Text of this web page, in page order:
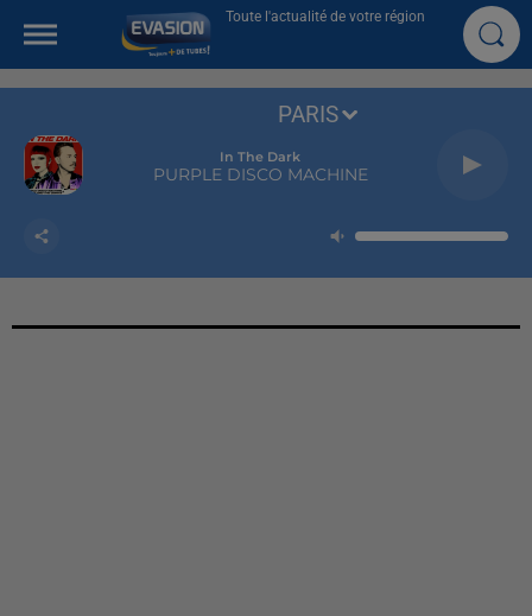
Toute l'actualité de votre région
In The Dark
PURPLE DISCO MACHINE
PARIS